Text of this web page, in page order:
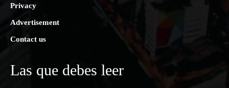
Privacy
Advertisement
Contact us
Las que debes leer